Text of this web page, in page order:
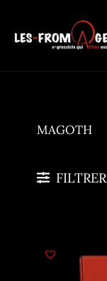
contenu
MAGOTH
FILTRER